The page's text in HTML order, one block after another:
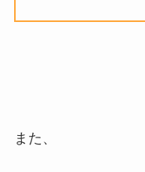
また、